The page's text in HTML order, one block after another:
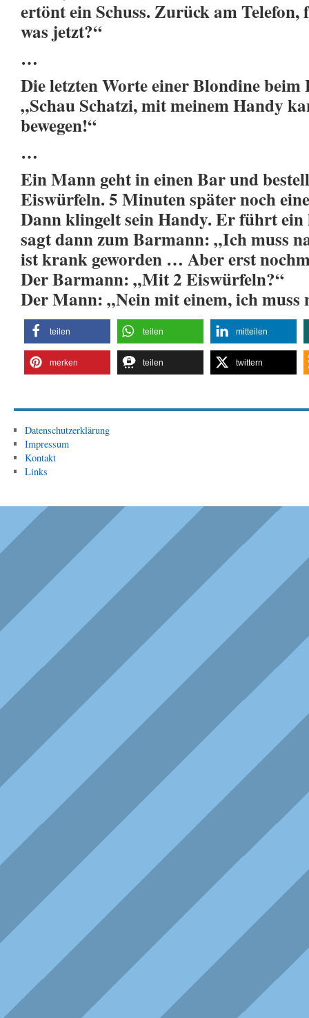
ertönt ein Schuss. Zurück am
was jetzt?“
…
Die letzten Worte einer Blondine beim
„Schau Schatzi, mit meinem Handy
bewegen!“
…
Ein Mann geht in einen Bar und
Eiswürfeln. 5 Minuten später noch
Dann klingelt sein Handy. Er führt ein
sagt dann zum Barmann: „Ich muss
ist krank geworden … Aber erst
Der Barmann: „Mit 2 Eiswürfeln?“
Der Mann: „Nein mit einem, ich muss
teilen teilen mitteilen
merken teilen twittern
Datenschutzerklärung
Impressum
Kontakt
Links